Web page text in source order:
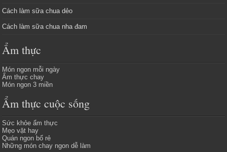
Cách làm sữa chua dẻo
Cách làm sữa chua nha đam
Ẩm thực
Món ngon mỗi ngày
Ẩm thực chay
Món ngon 3 miền
Ẩm thực cuộc sống
Sức khỏe ẩm thực
Mẹo vặt hay
Quán ngon bổ rẻ
Những món chay ngon dễ làm